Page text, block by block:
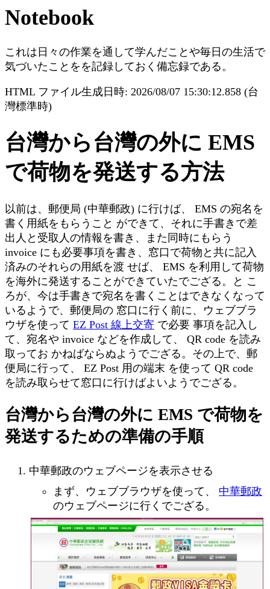
Notebook
これは日々の作業を通して学んだことや毎日の生活で
気づいたことをを記録しておく備忘録である。
HTML ファイル生成日時: 2026/08/07 15:30:12.858 (台
灣標準時)
台灣から台灣の外に EMS
で荷物を発送する方法
以前は、郵便局 (中華郵政) に行けば、 EMS の宛名を
書く用紙をもらうこと ができて、それに手書きで差
出人と受取人の情報を書き、また同時にもらう
invoice にも必要事項を書き、窓口で荷物と共に記入
済みのそれらの用紙を渡 せば、 EMS を利用して荷物
を海外に発送することができていたでござる。と こ
ろが、今は手書きで宛名を書くことはできなくなって
いるようで、郵便局の 窓口に行く前に、ウェブブラ
ウザを使って EZ Post 線上交寄 で必要 事項を記入し
て、宛名や invoice などを作成して、 QR code を読み
取ってお かねばならぬようでござる。その上で、郵
便局に行って、 EZ Post 用の端末 を使って QR code
を読み取らせて窓口に行けばよいようでござる。
台灣から台灣の外に EMS で荷物を
発送するための準備の手順
中華郵政のウェブページを表示させる
まず、ウェブブラウザを使って、 中華郵政
のウェブページに行くでござる。